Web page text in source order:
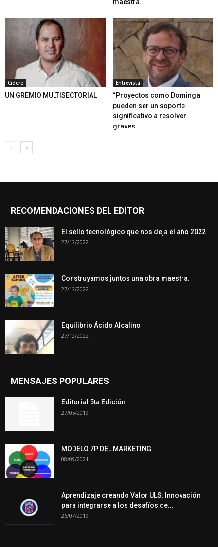
maestra.
Cidere
UN GREMIO MULTISECTORIAL
Entrevista
“Proyectos como Dominga
pueden ser un soporte
significativo a resolver
graves...
RECOMENDACIONES DEL EDITOR
El sello tecnológico que nos deja el año 2022
27/12/2022
Construyamos juntos una obra maestra.
27/12/2022
Equilibrio Ácido Alcalino
27/12/2022
MENSAJES POPULARES
Editorial 5ta Edición
27/06/2019
MODELO 7P DEL MARKETING
08/09/2021
Aprendizaje creando Valor ULS: Innovación
para integrarse a los desafíos de...
26/07/2019